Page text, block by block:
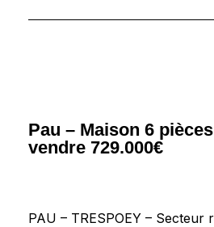
Pau – Maison 6
vendre 729.000€
PAU – TRESPOEY –